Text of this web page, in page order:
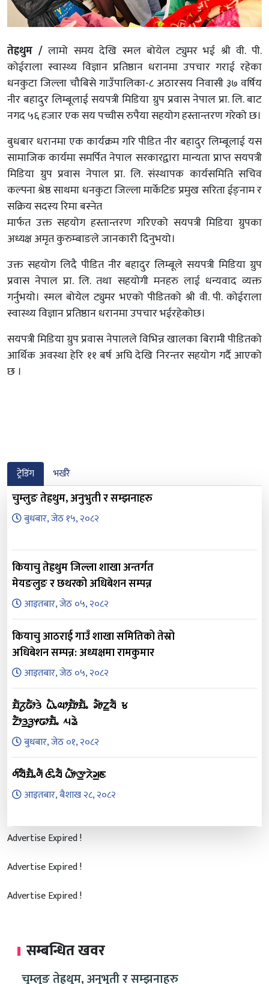
तेह्रथुम /लामो समय देखि स्मल बोयेल ट्युमर भई श्री वी. पी.
कोईराला स्वास्थ्य विज्ञान प्रतिष्ठान धरानमा उपचार गराई रहेका
धनकुटा जिल्ला चौबिसे गाउँपालिका-८ अठारसय निवासी ३७ वर्षिय
नीर बहादुर लिम्बूलाई सयपत्री मिडिया ग्रुप प्रवास नेपाल प्रा. लि. बाट
नगद ५६ हजार एक सय पच्चीस रुपैया सहयोग हस्तान्तरण गरेको छ।
बुधबार धरानमा एक कार्यक्रम गरि पीडित नीर बहादुर लिम्बूलाई यस
सामाजिक कार्यमा समर्पित नेपाल सरकारद्वारा मान्यता प्राप्त सयपत्री
मिडिया ग्रुप प्रवास नेपाल प्रा. लि. संस्थापक कार्यसमिति सचिव
कल्पना श्रेष्ठ साथमा धनकुटा जिल्ला मार्केटिङ प्रमुख सरिता ईङ्नाम र
सक्रिय सदस्य रिमा बस्नेत
मार्फत उक्त सहयोग हस्तान्तरण गरिएको सयपत्री मिडिया ग्रुपका
अध्यक्ष अमृत कुरुम्बाङले जानकारी दिनुभयो।
उक्त सहयोग लिदै पीडित नीर बहादुर लिम्बूले सयपत्री मिडिया ग्रुप
प्रवास नेपाल प्रा. लि. तथा सहयोगी मनहरु लाई धन्यवाद व्यक्त
गर्नुभयो। स्मल बोयेल ट्युमर भएको पीडितको श्री वी. पी. कोईराला
स्वास्थ्य विज्ञान प्रतिष्ठान धरानमा उपचार भईरहेकोछ।
सयपत्री मिडिया ग्रुप प्रवास नेपालले विभिन्न खालका बिरामी पीडितको
आर्थिक अवस्था हेरि ११ बर्ष अघि देखि निरन्तर सहयोग गर्दै आएको
छ ।
ट्रेडिंग भर्खरै
चुम्लुङ तेह्रथुम, अनुभुती र सम्झनाहरु
बुधबार, जेठ १५, २०८२
कियाचु तेह्रथुम जिल्ला शाखा अन्तर्गत
मेयङलुङ र छथरको अधिबेशन सम्पन्न
आइतबार, जेठ ०५, २०८२
कियाचु आठराई गाउँ शाखा समितिको तेस्रो
अधिबेशन सम्पन्न: अध्यक्षमा रामकुमार
आइतबार, जेठ ०५, २०८२
ᤀᤠᤖᤢᤒᤥᤋᤧ ᤐᤠᤱᤓᤣ᤹ᤀᤥᤀᤠᤱ ᤆᤥᤁ᤻ᤔᤠ ᤃ
ᤁᤥᤋ᤻ᤋᤢᤶᤒᤣᤀᤠᤱ ᤘᤕᤧ
बुधबार, जेठ ०१, २०८२
ᤛᤡᤔᤠᤀᤠᤱᤛᤠ ᤜᤡᤱᤔᤠ ᤐᤥᤅ᤻ᤖᤧᤆ᤻ᤇ
आइतबार, बैशाख २८, २०८२
Advertise Expired !
Advertise Expired !
Advertise Expired !
सम्बन्धित खवर
चुम्लुङ तेह्रथुम, अनुभुती र सम्झनाहरु